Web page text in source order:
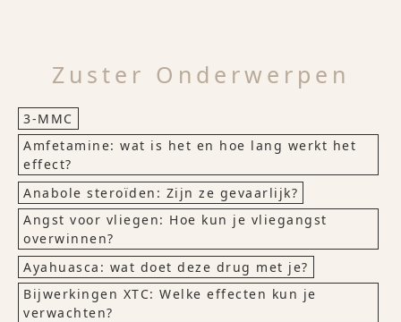
Zuster Onderwerpen
3-MMC
Amfetamine: wat is het en hoe lang werkt het
effect?
Anabole steroïden: Zijn ze gevaarlijk?
Angst voor vliegen: Hoe kun je vliegangst
overwinnen?
Ayahuasca: wat doet deze drug met je?
Bijwerkingen XTC: Welke effecten kun je
verwachten?